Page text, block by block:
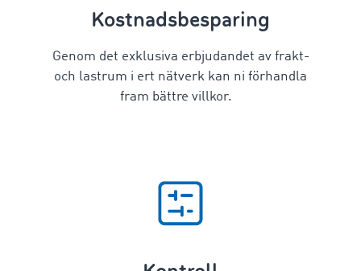
Kostnadsbesparing
Genom det exklusiva erbjudandet av frakt-
och lastrum i ert nätverk kan ni förhandla
fram bättre villkor.